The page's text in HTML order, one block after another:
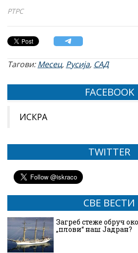
РТРС
Тагови:Месец, Русија, САД
FACEBOOK
ИСКРА
TWITTER
СВЕ ВЕСТИ
Загреб стеже обруч
„плови“ наш Јадран?